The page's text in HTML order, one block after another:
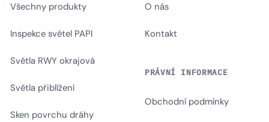
Všechny produkty
Inspekce světel PAPI
Světla RWY okrajová
Světla přiblížení
Sken povrchu dráhy
O nás
Kontakt
PRÁVNÍ INFORMACE
Obchodní podmínky